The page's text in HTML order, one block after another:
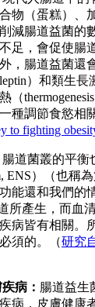
物（蛋糕）、
減腸道益菌的
足，會促使腸
，腸道益菌還
）和類生長
（
種調節食慾相
to fighting
腸道菌叢的平衡
ENS）（也稱
能還和我們的
所產生，而血
病皆有相關。
須的。（研究
病： 腸道益生
病，皮膚健康